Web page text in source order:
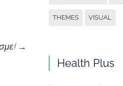
→
THEMES VISUAL
Health Plus